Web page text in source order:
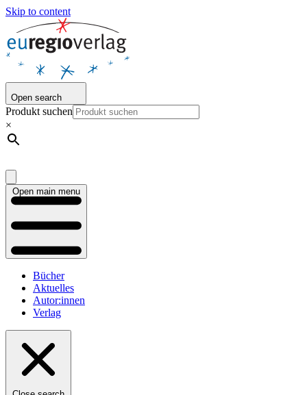
Skip to content
Open search
Produkt suchen
×
Open main menu
Bücher
Aktuelles
Autor:innen
Verlag